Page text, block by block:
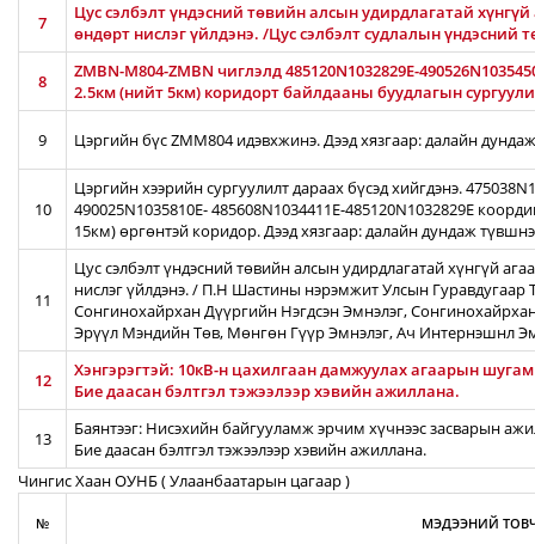
7
Цус сэлбэлт үндэсний төвийн алсын удирдлагатай
өндөрт нислэг үйлдэнэ. /Цус сэлбэлт судлалын
8
ZMBN-M804-ZMBN чиглэлд 485120N1032829E-
2.5км (нийт 5км) коридорт байлдааны буудлагын
9 Цэргийн бүс ZMM804 идэвхжинэ. Дээд хязгаар: далайн
10
Цэргийн хээрийн сургуулилт дараах бүсэд хийгдэнэ.
490025N1035810E- 485608N1034411E-485120N1032829E
15км) өргөнтэй коридор. Дээд хязгаар: далайн дундаж
11
Цус сэлбэлт үндэсний төвийн алсын удирдлагатай хүнгүй
нислэг үйлдэнэ. / П.Н Шастины нэрэмжит Улсын Гуравдугаар
Сонгинохайрхан Дүүргийн Нэгдсэн Эмнэлэг,
Эрүүл Мэндийн Төв, Мөнгөн Гүүр Эмнэлэг, Ач Интернэшнл
12
Хэнгэрэгтэй: 10кВ-н цахилгаан дамжуулах агаарын
Бие даасан бэлтгэл тэжээлээр хэвийн ажиллана.
13
Баянтээг: Нисэхийн байгууламж эрчим хүчнээс засварын
Бие даасан бэлтгэл тэжээлээр хэвийн ажиллана.
Чингис Хаан ОУНБ ( Улаанбаатарын цагаар )
№ МЭДЭЭНИЙ